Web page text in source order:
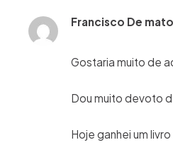
Francisco De
Gostaria muito de
Dou muito devoto
Hoje ganhei um